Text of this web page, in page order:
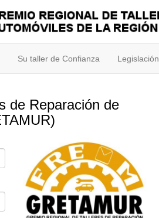
Su taller de Confianza Legislación
de Reparación de